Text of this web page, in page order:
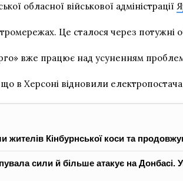
обласної військової адміністрації
Це сталося через потужні
вже працює над усуненням
в Херсоні відновили
жителів Кінбурнської коси та
сили й більше атакує на Донбасі.